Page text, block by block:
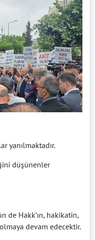
yanılmaktadır.
düşünenler
de Hakk’ın, hakikatin,
devam edecektir.